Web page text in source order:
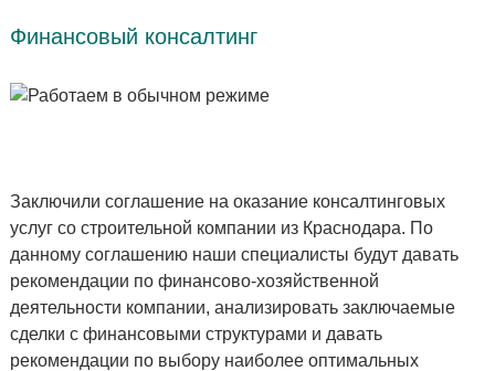
Финансовый консалтинг
Заключили соглашение на оказание консалтинговых
услуг со строительной компании из Краснодара. По
данному соглашению наши специалисты будут давать
рекомендации по финансово-хозяйственной
деятельности компании, анализировать заключаемые
сделки с финансовыми структурами и давать
рекомендации по выбору наиболее оптимальных